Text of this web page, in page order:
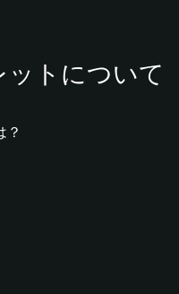
トについて
？